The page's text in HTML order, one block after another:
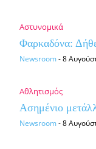
Αστυνομικά
Φαρκαδόνα:
Newsroom-8
Αθλητισμός
Ασημένιο
Newsroom-8